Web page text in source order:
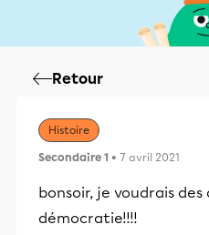
Retour
Histoire
Secondaire 1 • 7 avril 2021
bonsoir, je voudrais des
démocratie!!!!